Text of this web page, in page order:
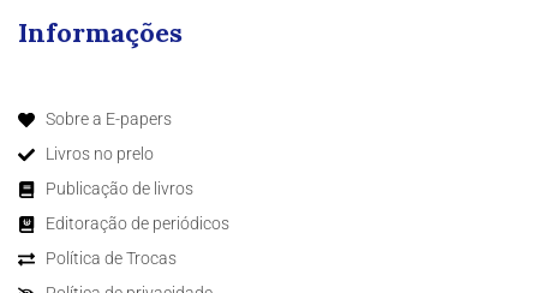
Informações
Sobre a E-papers
Livros no prelo
Publicação de livros
Editoração de periódicos
Política de Trocas